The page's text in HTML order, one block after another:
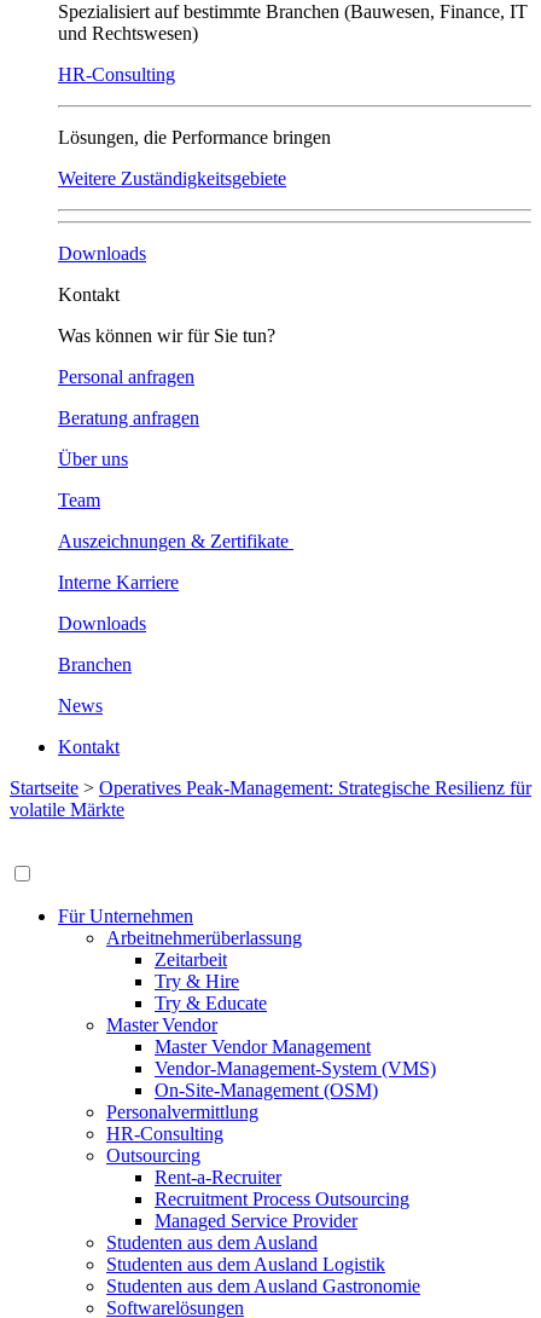
Spezialisiert auf bestimmte Branchen (Bauwesen, Finance, IT
und Rechtswesen)
HR-Consulting
Lösungen, die Performance bringen
Weitere Zuständigkeitsgebiete
Downloads
Kontakt
Was können wir für Sie tun?
Personal anfragen
Beratung anfragen
Über uns
Team
Auszeichnungen & Zertifikate
Interne Karriere
Downloads
Branchen
News
Kontakt
Startseite > Operatives Peak-Management: Strategische Resilienz für
volatile Märkte
Für Unternehmen
Arbeitnehmerüberlassung
Zeitarbeit
Try & Hire
Try & Educate
Master Vendor
Master Vendor Management
Vendor-Management-System (VMS)
On-Site-Management (OSM)
Personalvermittlung
HR-Consulting
Outsourcing
Rent-a-Recruiter
Recruitment Process Outsourcing
Managed Service Provider
Studenten aus dem Ausland
Studenten aus dem Ausland Logistik
Studenten aus dem Ausland Gastronomie
Softwarelösungen